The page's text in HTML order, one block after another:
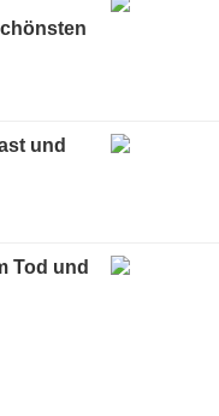
und
Tod und